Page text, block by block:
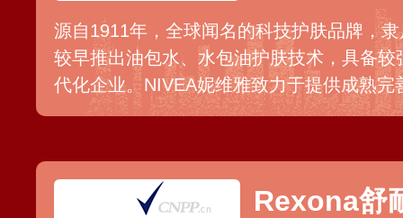
源自1911年，全球闻名的科技护肤品牌，
较早推出油包水、水包油护肤技术，具备
代化企业。NIVEA妮维雅致力于提供成熟
出面部护理、妮维雅男士、防晒、止汗和
Rexona舒